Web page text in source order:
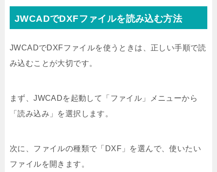
JWCADでDXFファイルを読み込む方法
JWCADでDXFファイルを使うときは、正しい手順で読
み込むことが大切です。
まず、JWCADを起動して「ファイル」メニューから
「読み込み」を選択します。
次に、ファイルの種類で「DXF」を選んで、使いたい
ファイルを開きます。